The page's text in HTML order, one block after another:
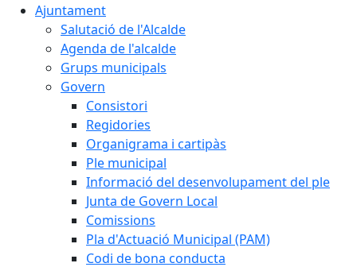
Ajuntament
Salutació de l'Alcalde
Agenda de l'alcalde
Grups municipals
Govern
Consistori
Regidories
Organigrama i cartipàs
Ple municipal
Informació del desenvolupament del ple
Junta de Govern Local
Comissions
Pla d'Actuació Municipal (PAM)
Codi de bona conducta